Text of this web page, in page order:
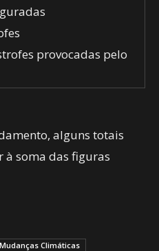
provocadas pelo
alguns totais
à soma das figuras
Mudanças Climáticas